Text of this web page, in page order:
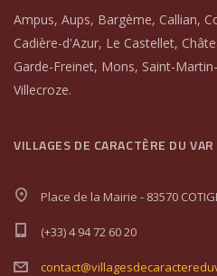
Ampus, Aups, Bargème, Callian,
Cadière-d'Azur, Le Castellet,
Garde-Freinet, Mons, Saint-
Villecroze.
VILLAGES DE CARACTÈRE DU VAR
Place de la Mairie - 83570
(+33) 4 94 72 60 20